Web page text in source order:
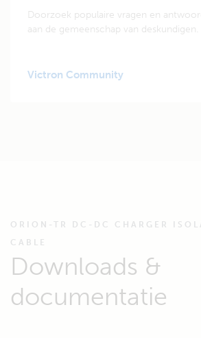
Doorzoek populaire vragen en
aan de gemeenschap van deskundigen.
Victron Community
ORION-TR DC-DC CHARGER
CABLE
Downloads &
documentatie